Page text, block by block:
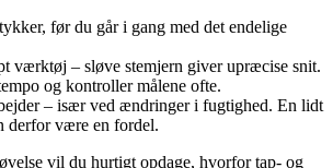
før du går i gang med det endelige
værktøj – sløve stemjern giver upræcise snit.
og kontroller målene ofte.
– især ved ændringer i fugtighed. En lidt
derfor være en fordel.
vil du hurtigt opdage, hvorfor tap- og